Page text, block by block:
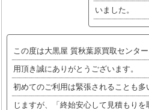
いました。
この度は大黒屋 質秋葉原買取センター
用頂き誠にありがとうございます。
初めてのご利用は緊張されることも多
じますが、「終始安心して見積もりを